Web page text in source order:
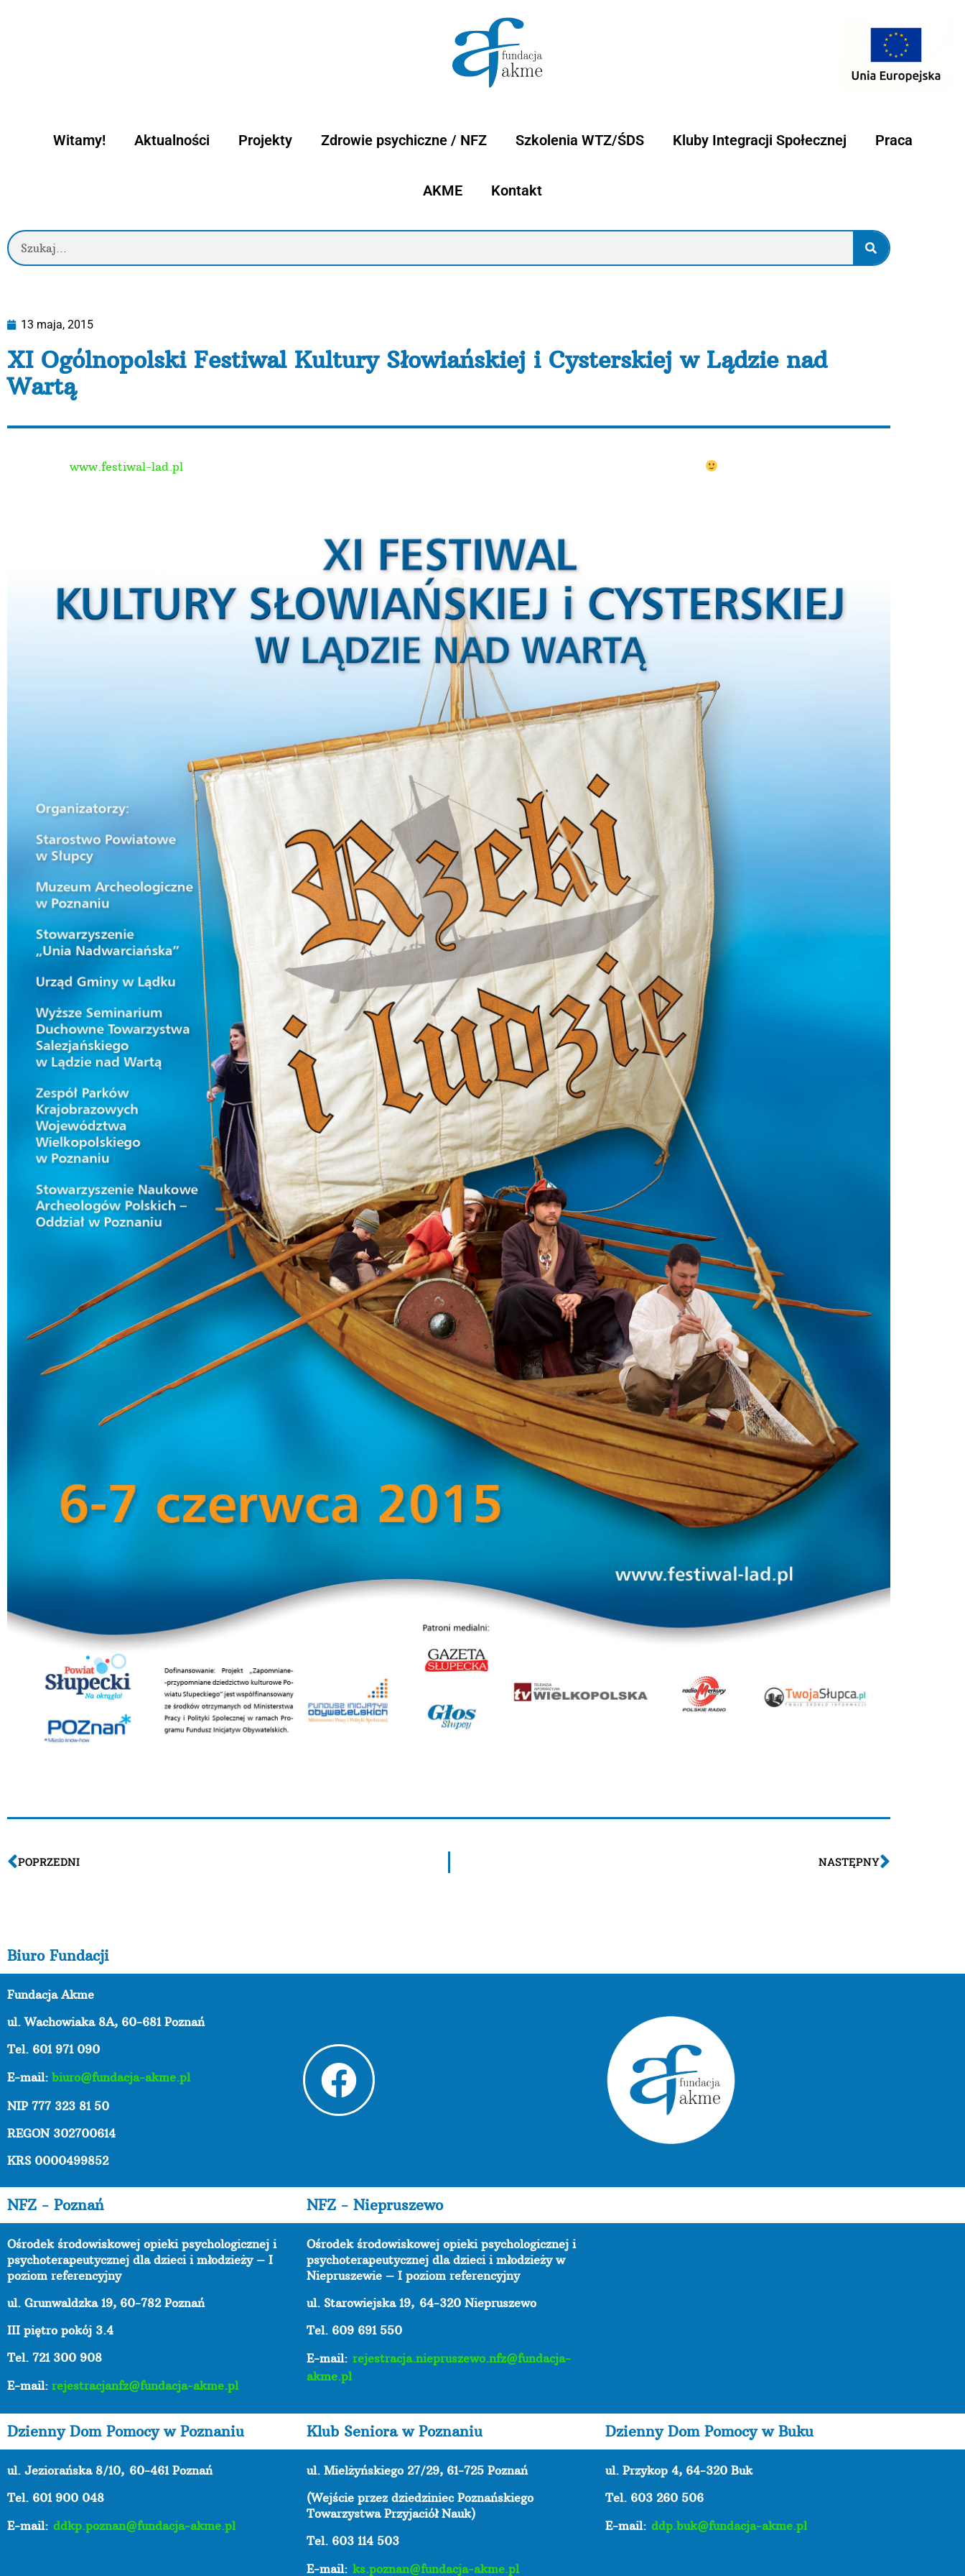
Witamy! Aktualności Projekty Zdrowie psychiczne / NFZ Szkolenia WTZ/ŚDS Kluby Integracji Społecznej Praca
AKME Kontakt
13 maja, 2015
XI Ogólnopolski Festiwal Kultury Słowiańskiej i Cysterskiej w Lądzie nad
Wartą
www.festiwal-lad.pl
POPRZEDNI NASTĘPNY
Biuro Fundacji
Fundacja Akme
ul. Wachowiaka 8A, 60-681 Poznań
Tel. 601 971 090
E-mail: biuro@fundacja-akme.pl
NIP 777 323 81 50
REGON 302700614
KRS 0000499852
NFZ - Poznań NFZ - Niepruszewo
Ośrodek środowiskowej opieki psychologicznej i
psychoterapeutycznej dla dzieci i młodzieży – I
poziom referencyjny
ul. Grunwaldzka 19, 60-782 Poznań
III piętro pokój 3.4
Tel. 721 300 908
E-mail: rejestracjanfz@fundacja-akme.pl
Ośrodek środowiskowej opieki psychologicznej i
psychoterapeutycznej dla dzieci i młodzieży w
Niepruszewie – I poziom referencyjny
ul. Starowiejska 19, 64-320 Niepruszewo
Tel. 609 691 550
E-mail: rejestracja.niepruszewo.nfz@fundacja-
akme.pl
Dzienny Dom Pomocy w Poznaniu Klub Seniora w Poznaniu Dzienny Dom Pomocy w Buku
ul. Jeziorańska 8/10, 60-461 Poznań
Tel. 601 900 048
E-mail: ddkp.poznan@fundacja-akme.pl
ul. Mielżyńskiego 27/29, 61-725 Poznań
(Wejście przez dziedziniec Poznańskiego
Towarzystwa Przyjaciół Nauk)
Tel. 603 114 503
E-mail: ks.poznan@fundacja-akme.pl
ul. Przykop 4, 64-320 Buk
Tel. 603 260 506
E-mail:ddp.buk@fundacja-akme.pl